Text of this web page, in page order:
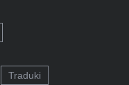
Traduki